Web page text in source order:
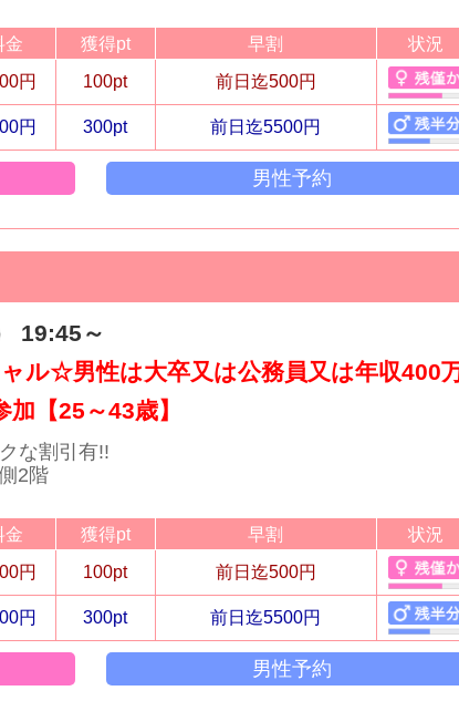
金 獲得pt 早割
状況
円 100pt 前日迄500円
円 300pt 前日迄5500円
男性予約
19:45～
ル☆男性は大卒又は公務員又は年収400
加【25～43歳】
な割引有!!
2階
金 獲得pt 早割
状況
円 100pt 前日迄500円
円 300pt 前日迄5500円
男性予約